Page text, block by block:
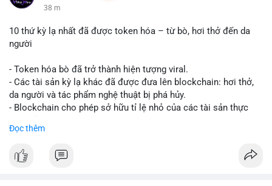
38 m
10 thứ kỳ lạ nhất đã được token hóa – từ bò, hơi thở đến da
người
- Token hóa bò đã trở thành hiện tượng viral.
- Các tài sản kỳ lạ khác đã được đưa lên blockchain: hơi thở,
da người và tác phẩm nghệ thuật bị phá hủy.
- Blockchain cho phép sở hữu tỉ lệ nhỏ của các tài sản thực
- Câu hỏi về pháp lý, đạo đức và bảo mật đang được đặt ra.
bất thường.
Đọc thêm